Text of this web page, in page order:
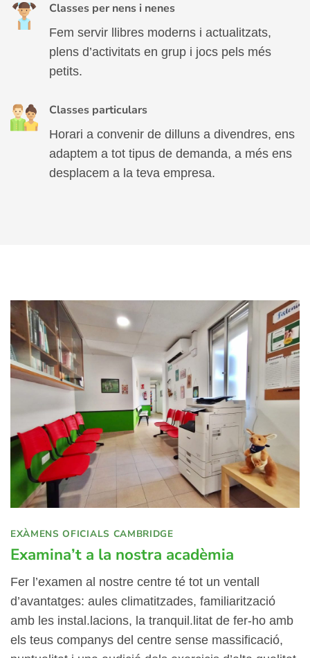
Classes per nens i nenes
Fem servir llibres moderns i actualitzats,
plens d’activitats en grup i jocs pels més
petits.
Classes particulars
Horari a convenir de dilluns a divendres, ens
adaptem a tot tipus de demanda, a més ens
desplacem a la teva empresa.
EXÀMENS OFICIALS CAMBRIDGE
Examina’t a la nostra acadèmia
Fer l’examen al nostre centre té tot un ventall
d’avantatges: aules climatitzades, familiarització
amb les instal.lacions, la tranquil.litat de fer-ho amb
els teus companys del centre sense massificació,